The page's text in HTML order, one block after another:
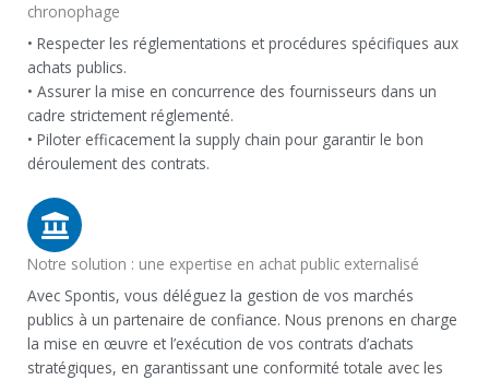
chronophage
• Respecter les réglementations et procédures spécifiques aux
achats publics.
• Assurer la mise en concurrence des fournisseurs dans un
cadre strictement réglementé.
• Piloter efficacement la supply chain pour garantir le bon
déroulement des contrats.
Notre solution : une expertise en achat public externalisé
Avec Spontis, vous déléguez la gestion de vos marchés
publics à un partenaire de confiance. Nous prenons en charge
la mise en œuvre et l’exécution de vos contrats d’achats
stratégiques, en garantissant une conformité totale avec les